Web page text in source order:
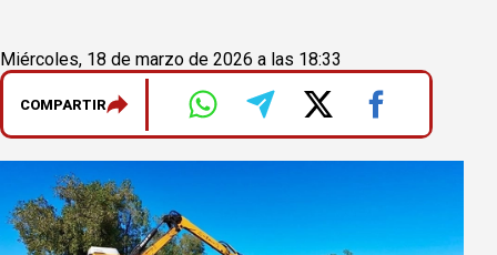
Miércoles, 18 de marzo de 2026 a las 18:33
COMPARTIR